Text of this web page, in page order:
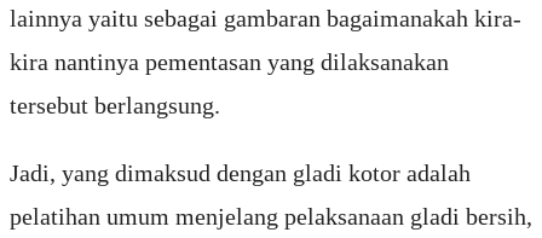
lainnya yaitu sebagai gambaran bagaimanakah kira-
kira nantinya pementasan yang dilaksanakan
tersebut berlangsung.
Jadi, yang dimaksud dengan gladi kotor adalah
pelatihan umum menjelang pelaksanaan gladi bersih,